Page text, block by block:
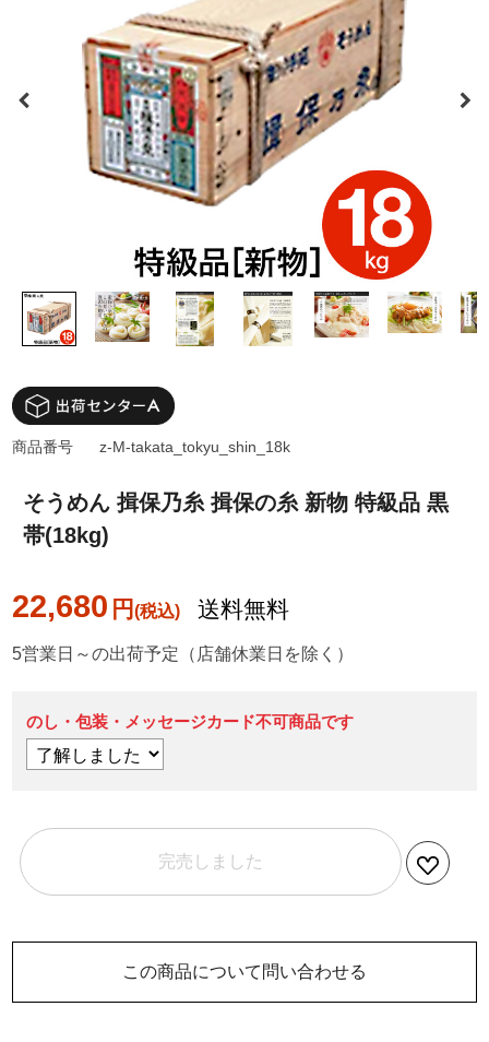
そうめん 揖保乃糸 揖保の糸 新物 特級品 黒
帯(18kg)
22,680 円 送料無料
商品番号 z-M-takata_tokyu_shin_18k
5営業日～の出荷予定（店舗休業日を除く）
のし・包装・メッセージカード不可商品です
完売しました
この商品について問い合わせる